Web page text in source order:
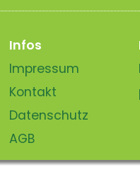
Infos
Impressum
Kontakt
Datenschutz
AGB